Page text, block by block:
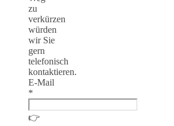
zu
verkürzen
würden
wir Sie
gern
telefonisch
kontaktieren.
E-Mail
*
👉